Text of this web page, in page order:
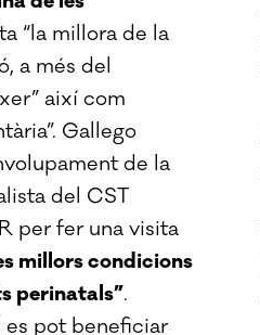
“la millora de la
a més del
així com
Gallego
de la
del CST
per fer una visita
millors condicions
perinatals”.
es pot beneficiar